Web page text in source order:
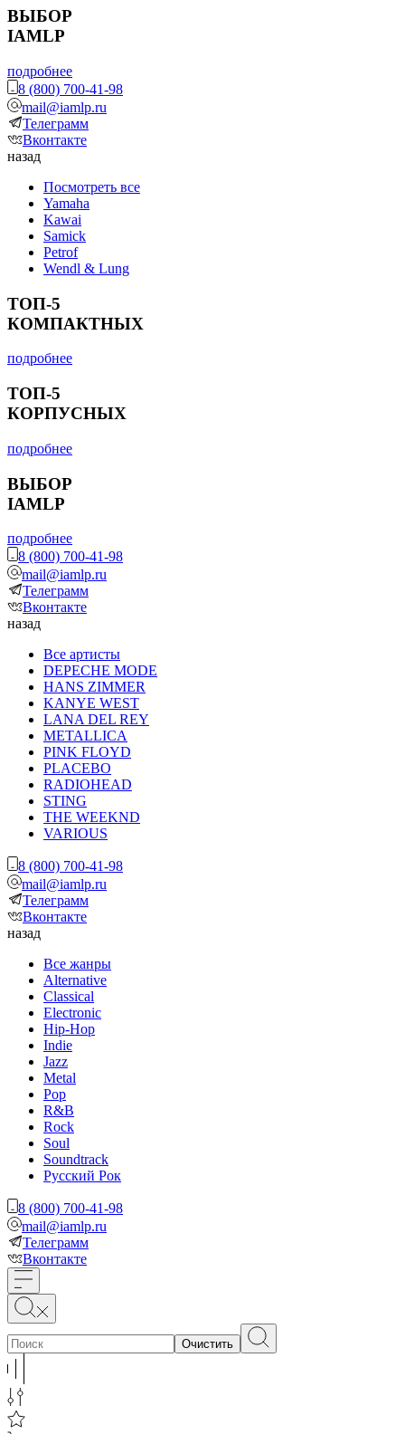
ВЫБОР
IAMLP
подробнее
8 (800) 700-41-98
mail@iamlp.ru
Телеграмм
Вконтакте
назад
Посмотреть все
Yamaha
Kawai
Samick
Petrof
Wendl & Lung
ТОП-5
КОМПАКТНЫХ
подробнее
ТОП-5
КОРПУСНЫХ
подробнее
ВЫБОР
IAMLP
подробнее
8 (800) 700-41-98
mail@iamlp.ru
Телеграмм
Вконтакте
назад
Все артисты
DEPECHE MODE
HANS ZIMMER
KANYE WEST
LANA DEL REY
METALLICA
PINK FLOYD
PLACEBO
RADIOHEAD
STING
THE WEEKND
VARIOUS
8 (800) 700-41-98
mail@iamlp.ru
Телеграмм
Вконтакте
назад
Все жанры
Alternative
Classical
Electronic
Hip-Hop
Indie
Jazz
Metal
Pop
R&B
Rock
Soul
Soundtrack
Русский Рок
8 (800) 700-41-98
mail@iamlp.ru
Телеграмм
Вконтакте
Очистить